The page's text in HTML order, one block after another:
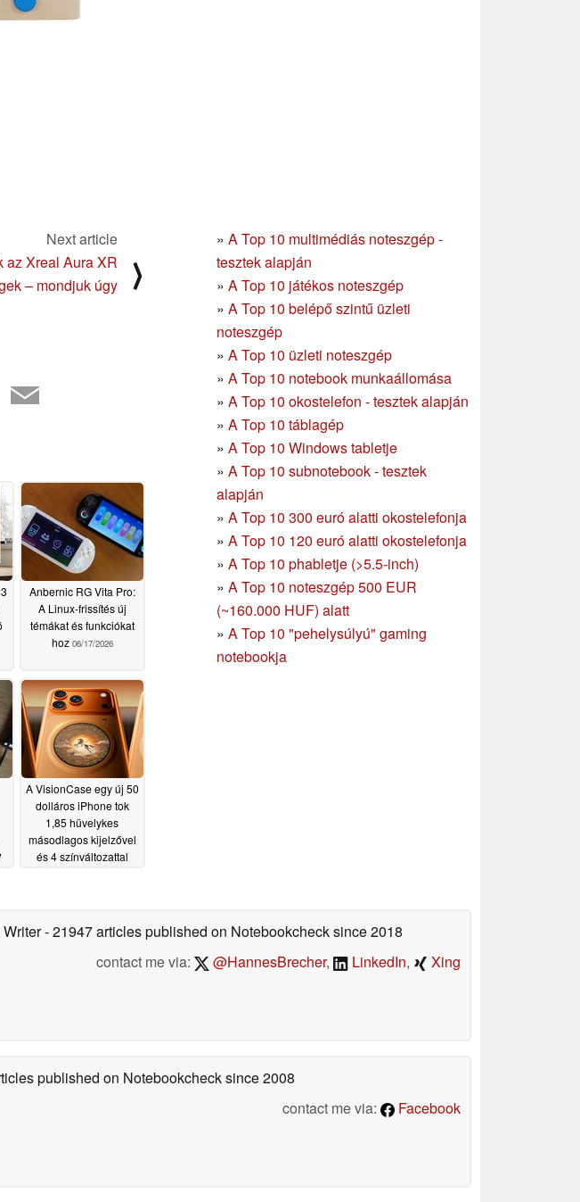
» A Top 10 multimédiás noteszgép -
tesztek alapján
» A Top 10 játékos noteszgép
» A Top 10 belépő szintű üzleti
noteszgép
» A Top 10 üzleti noteszgép
» A Top 10 notebook munkaállomása
» A Top 10 okostelefon - tesztek alapján
» A Top 10 táblagép
» A Top 10 Windows tabletje
» A Top 10 subnotebook - tesztek
alapján
» A Top 10 300 euró alatti okostelefonja
» A Top 10 120 euró alatti okostelefonja
» A Top 10 phabletje (>5.5-inch)
» A Top 10 noteszgép 500 EUR
(~160.000 HUF) alatt
» A Top 10 "pehelysúlyú" gaming
notebookja
Next article
az Xreal Aura XR
– mondjuk úgy
⟩
Anbernic RG Vita Pro:
A Linux-frissítés új
témákat és funkciókat
hoz 06/17/2026
A VisionCase egy új 50
dolláros iPhone tok
1,85 hüvelykes
másodlagos kijelzővel
és 4 színváltozattal
Writer- 21947 articles published on Notebookchecksince 2018
contact me via:
@HannesBrecher, LinkedIn, Xing
published on Notebookchecksince 2008
contact me via:
Facebook